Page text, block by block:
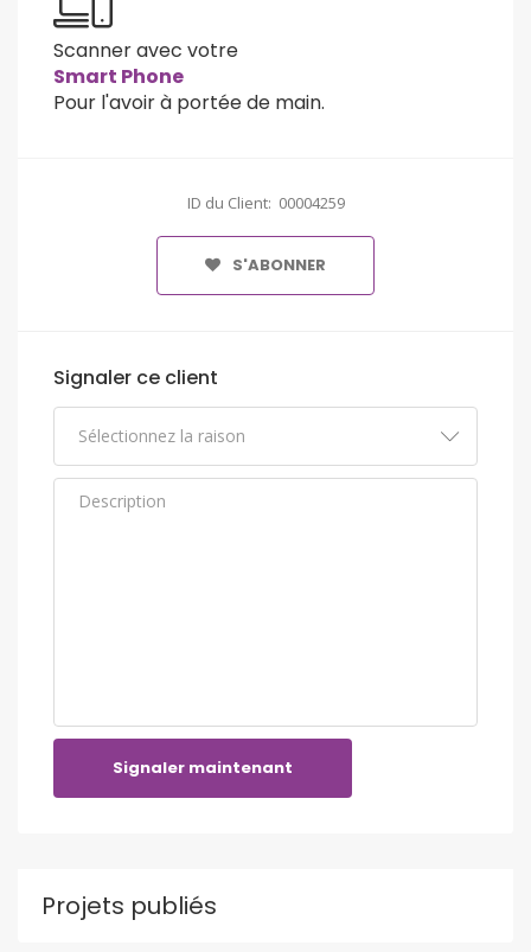
Scanner avec votre
Smart Phone
Pour l'avoir à portée de main.
ID du Client: 00004259
S'ABONNER
Signaler ce client
Signaler maintenant
Projets publiés